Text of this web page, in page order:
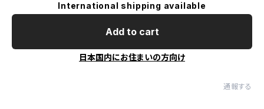
International shipping available
Add to cart
日本国内にお住まいの方向け
通報する